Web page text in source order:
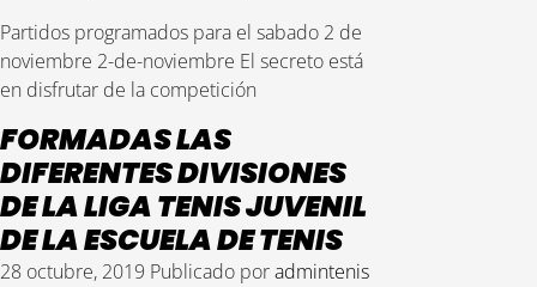
Partidos programados para el sabado 2 de
noviembre 2-de-noviembre El secreto está
en disfrutar de la competición
FORMADAS LAS
DIFERENTES DIVISIONES
DE LA LIGA TENIS JUVENIL
DE LA ESCUELA DE TENIS
28 octubre, 2019 Publicado poradmintenis